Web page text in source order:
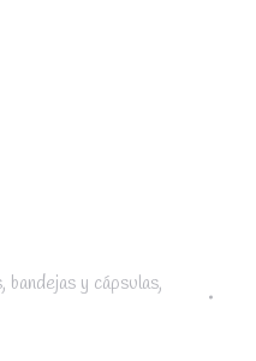
bandejas y cápsulas,